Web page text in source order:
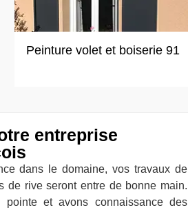
Peinture volet et boiserie 91
entreprise
dans le domaine, vos travaux de
de rive seront entre de bonne main.
et avons connaissance des